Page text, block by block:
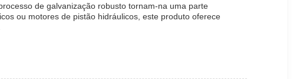
de galvanização robusto tornam-na uma parte
ou motores de pistão hidráulicos, este produto oferece